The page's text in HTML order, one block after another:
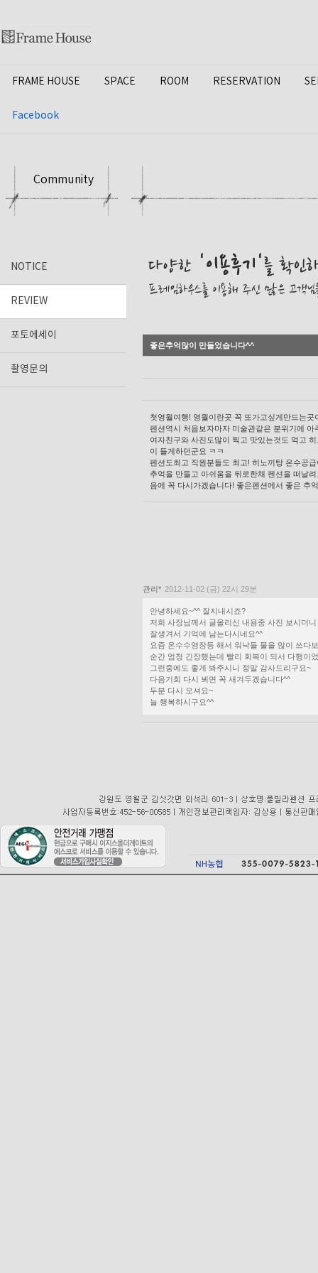
FRAME HOUSE SPACE ROOM RESERVATION
Facebook
Community
NOTICE
REVIEW
포토에세이
촬영문의
좋은추억많이 만들었습니다^^
첫영월여행! 영월이란곳 꼭 또가고싶게만드는곳
펜션역시 처음보자마자 미술관같은 분위기에
여자친구와 사진도많이 찍고 맛있는것도 먹고
이 들게하던군요 ㅋㅋ
펜션도최고 직원분들도 최고! 히노끼탕 온수공
추억을 만들고 아쉬움을 뒤로한채 펜션을 떠날
음에 꼭 다시가겠습니다! 좋은펜션에서 좋은 추
관리* 2012-11-02 (금) 22시 29분
안녕하세요~^^ 잘지내시죠?
저희 사장님께서 글올리신 내용중 사진 보시더
잘생겨서 기억에 남는다시네요^^
요즘 온수수영장등 해서 워낙들 물을 많이 쓰다
순간 엄청 긴장했는데 빨리 회복이 되서 다행이
그런중에도 좋게 봐주시니 정말 감사드리구요~
다음기회 다시 뵈면 꼭 새겨두겠습니다^^
두분 다시 오셔요~
늘 행복하시구요^^